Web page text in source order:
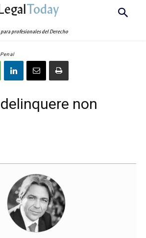
Today
profesionales del Derecho
Penal
non